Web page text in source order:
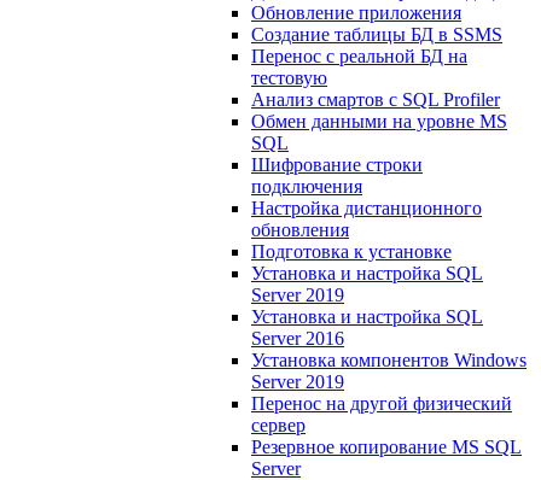
Обновление приложения
Создание таблицы БД в SSMS
Перенос с реальной БД на
тестовую
Анализ смартов с SQL Profiler
Обмен данными на уровне MS
SQL
Шифрование строки
подключения
Настройка дистанционного
обновления
Подготовка к установке
Установка и настройка SQL
Server 2019
Установка и настройка SQL
Server 2016
Установка компонентов Windows
Server 2019
Перенос на другой физический
сервер
Резервное копирование MS SQL
Server